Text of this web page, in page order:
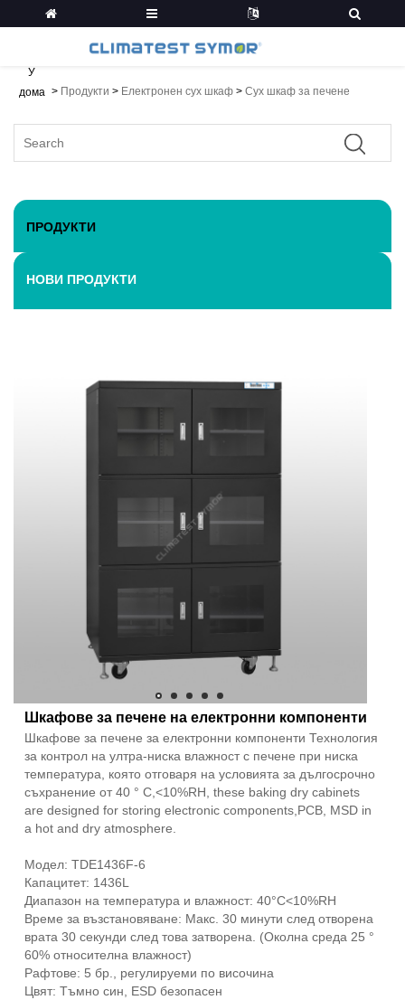
У
дома > Продукти > Електронен сух шкаф > Сух шкаф за печене
ПРОДУКТИ
НОВИ ПРОДУКТИ
Шкафове за печене на електронни компоненти
Шкафове за печене за електронни компоненти Технология
за контрол на ултра-ниска влажност с печене при ниска
температура, която отговаря на условията за дългосрочно
съхранение от 40 ° C,<10%RH, these baking dry cabinets
are designed for storing electronic components,PCB, MSD in
a hot and dry atmosphere.
Модел: TDE1436F-6
Капацитет: 1436L
Диапазон на температура и влажност: 40°C<10%RH
Време за възстановяване: Макс. 30 минути след отворена
врата 30 секунди след това затворена. (Околна среда 25 °
60% относителна влажност)
Рафтове: 5 бр., регулируеми по височина
Цвят: Тъмно син, ESD безопасен